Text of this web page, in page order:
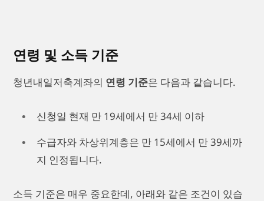
연령 및 소득 기준
청년내일저축계좌의 연령 기준은 다음과 같습니다.
신청일 현재 만 19세에서 만 34세 이하
수급자와 차상위계층은 만 15세에서 만 39세까
지 인정됩니다.
소득 기준은 매우 중요한데, 아래와 같은 조건이 있습